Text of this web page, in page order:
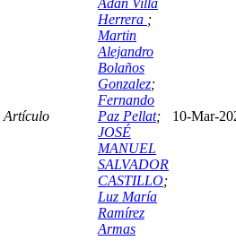
Artículo
Adan Villa
Herrera ;
Martin
Alejandro
Bolaños
Gonzalez;
Fernando
Paz Pellat;
JOSÉ
MANUEL
SALVADOR
CASTILLO;
Luz María
Ramírez
Armas
10-Mar-